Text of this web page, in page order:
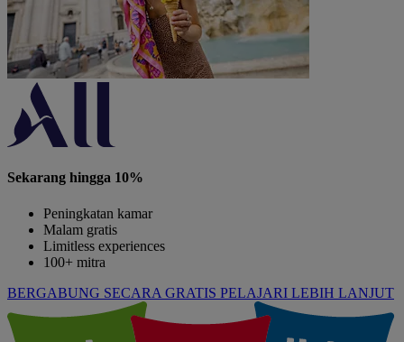
Sekarang hingga 10%
Peningkatan kamar
Malam gratis
Limitless experiences
100+ mitra
BERGABUNG SECARA GRATIS PELAJARI LEBIH LANJUT